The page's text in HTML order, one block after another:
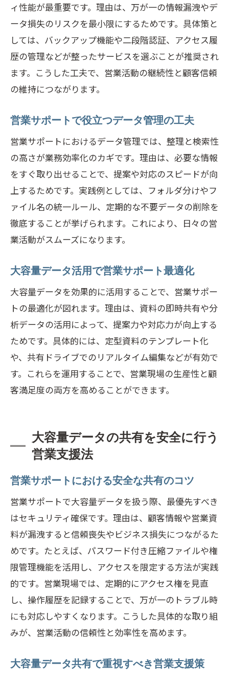
ファイル圧縮が営業サポートで果たす役割と
は
営業サポートにおける圧縮活用のメリッ
ト
大容量データ圧縮で営業サポートを効率
化
営業サポートで使える圧縮方法と注意点
営業サポートでの圧縮ツール選びの基準
大容量データ圧縮の営業サポート事例紹
介
無料サービスで叶える大容量データの安心共
有
営業サポートで選ぶ無料共有サービスの
大容量データを無料で安全に共有する方
法
営業サポートに向いたおすすめ無料サー
ビス
無料サービス活用で営業サポートのコス
ト削減
営業サポートで安心感を得る無料共有術
無料サービス比較で営業サポート最適化
コツ
営業サポートで安全性重視の転送方法と
営業サポートのための誤送信防止対策を
解説
大容量データ転送時の営業サポート注意
点
セキュリティ強化で営業サポートを守る
方法
営業サポートで役立つ安全転送の実践例
営業サポートで安心を生む転送コツ集
この一記事で分かる大容量データ運用の最前
営業サポートに必要な最新データ運用知
ィ性能が最重要です。理由は、万が一の情報漏洩やデ
ータ損失のリスクを最小限にするためです。具体策と
しては、バックアップ機能や二段階認証、アクセス履
歴の管理などが整ったサービスを選ぶことが推奨され
ます。こうした工夫で、営業活動の継続性と顧客信頼
の維持につながります。
営業サポートで役立つデータ管理の工夫
営業サポートにおけるデータ管理では、整理と検索性
の高さが業務効率化のカギです。理由は、必要な情報
をすぐ取り出せることで、提案や対応のスピードが向
上するためです。実践例としては、フォルダ分けやフ
ァイル名の統一ルール、定期的な不要データの削除を
徹底することが挙げられます。これにより、日々の営
業活動がスムーズになります。
大容量データ活用で営業サポート最適化
大容量データを効果的に活用することで、営業サポー
トの最適化が図れます。理由は、資料の即時共有や分
析データの活用によって、提案力や対応力が向上する
ためです。具体的には、定型資料のテンプレート化
や、共有ドライブでのリアルタイム編集などが有効で
す。これらを運用することで、営業現場の生産性と顧
客満足度の両方を高めることができます。
大容量データの共有を安全に行う
営業支援法
営業サポートにおける安全な共有のコツ
営業サポートで大容量データを扱う際、最優先すべき
はセキュリティ確保です。理由は、顧客情報や営業資
料が漏洩すると信頼喪失やビジネス損失につながるた
めです。たとえば、パスワード付き圧縮ファイルや権
限管理機能を活用し、アクセスを限定する方法が実践
的です。営業現場では、定期的にアクセス権を見直
し、操作履歴を記録することで、万が一のトラブル時
にも対応しやすくなります。こうした具体的な取り組
みが、営業活動の信頼性と効率性を高めます。
大容量データ共有で重視すべき営業支援策